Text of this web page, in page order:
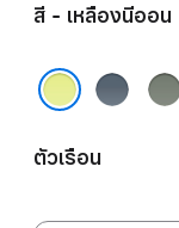
สี - เหลืองนีออน
เหลืองนีออน
น้ำ
เงิน
อร์บลู
เทา
เขียว
ตัวเรือน